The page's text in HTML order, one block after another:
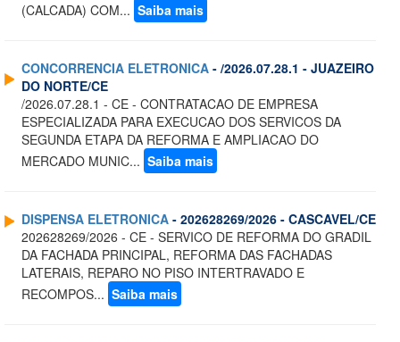
(CALCADA) COM... Saiba mais
CONCORRENCIA ELETRONICA - /2026.07.28.1 - JUAZEIRO
DO NORTE/CE
/2026.07.28.1 - CE - CONTRATACAO DE EMPRESA
ESPECIALIZADA PARA EXECUCAO DOS SERVICOS DA
SEGUNDA ETAPA DA REFORMA E AMPLIACAO DO
MERCADO MUNIC... Saiba mais
DISPENSA ELETRONICA - 202628269/2026 - CASCAVEL/CE
202628269/2026 - CE - SERVICO DE REFORMA DO GRADIL
DA FACHADA PRINCIPAL, REFORMA DAS FACHADAS
LATERAIS, REPARO NO PISO INTERTRAVADO E
RECOMPOS... Saiba mais